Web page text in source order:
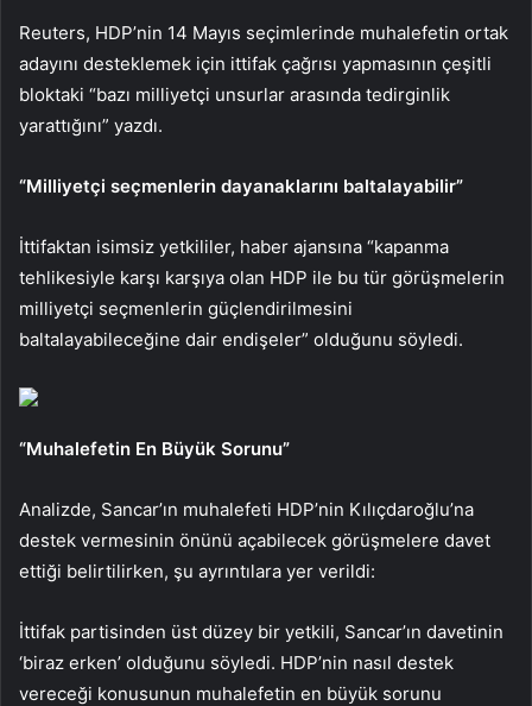
Reuters, HDP’nin 14 Mayıs seçimlerinde muhalefetin ortak
adayını desteklemek için ittifak çağrısı yapmasının çeşitli
bloktaki “bazı milliyetçi unsurlar arasında tedirginlik
yarattığını” yazdı.
“Milliyetçi seçmenlerin dayanaklarını baltalayabilir”
İttifaktan isimsiz yetkililer, haber ajansına “kapanma
tehlikesiyle karşı karşıya olan HDP ile bu tür görüşmelerin
milliyetçi seçmenlerin güçlendirilmesini
baltalayabileceğine dair endişeler” olduğunu söyledi.
“Muhalefetin En Büyük Sorunu”
Analizde, Sancar’ın muhalefeti HDP’nin Kılıçdaroğlu’na
destek vermesinin önünü açabilecek görüşmelere davet
ettiği belirtilirken, şu ayrıntılara yer verildi:
İttifak partisinden üst düzey bir yetkili, Sancar’ın davetinin
‘biraz erken’ olduğunu söyledi. HDP’nin nasıl destek
vereceği konusunun muhalefetin en büyük sorunu